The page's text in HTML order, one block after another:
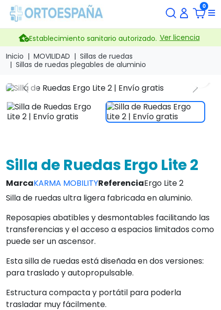
0
Establecimiento sanitario autorizado. Ver licencia
Inicio
MOVILIDAD
Sillas de ruedas
Sillas de ruedas plegables de aluminio
Previous Next
Silla de Ruedas Ergo Lite 2
MarcaKARMA MOBILITYReferenciaErgo Lite 2
Silla de ruedas ultra ligera fabricada en aluminio.
Reposapies abatibles y desmontables facilitando las
transferencias y el acceso a espacios limitados como
puede ser un ascensor.
Esta silla de ruedas está diseñada en dos versiones:
para traslado y autopropulsable.
Estructura compacta y portátil para poderla
trasladar muy fácilmente.